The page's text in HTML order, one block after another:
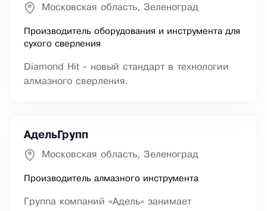
Московская область, Зеленоград
Производитель оборудования и инструмента для
сухого сверления
Diamond Hit - новый стандарт в технологии
алмазного сверления.
АдельГрупп
Московская область, Зеленоград
Производитель алмазного инструмента
Группа компаний «Адель» занимает